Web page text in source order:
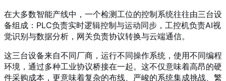
在大多数智能产线中，一个检测工位的控制系统往往由三台设
备组成：PLC负责实时逻辑控制与运动同步，工控机负责AI视
觉识别与数据分析，网关负责协议转换与云端通信。
这三台设备来自不同厂商，运行不同操作系统，使用不同编程
环境，通过多种工业协议桥接在一起。这不仅意味着高昂的硬
件采购成本，更意味着复杂的布线、严峻的系统集成挑战、繁